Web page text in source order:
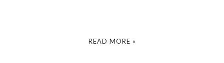
READ MORE »